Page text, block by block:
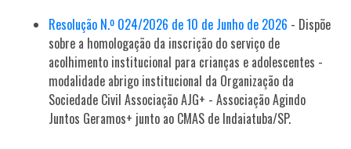
Resolução N.º 024/2026 de 10 de Junho de 2026 - Dispõe
sobre a homologação da inscrição do serviço de
acolhimento institucional para crianças e adolescentes -
modalidade abrigo institucional da Organização da
Sociedade Civil Associação AJG+ - Associação Agindo
Juntos Geramos+ junto ao CMAS de Indaiatuba/SP.